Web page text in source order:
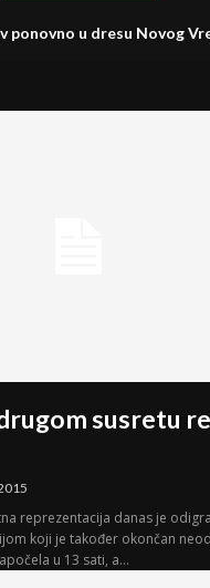
ponovno u dresu Novog
susretu
reprezentacija danas je
koji je također okončan
u 13 sati, a...